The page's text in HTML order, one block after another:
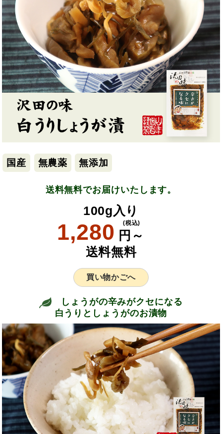
国産 無農薬 無添加
送料無料でお届けいたします。
100g入り
1,280 円～
(税込)
送料無料
買い物かごへ
しょうがの辛みがクセになる
白うりとしょうがのお漬物